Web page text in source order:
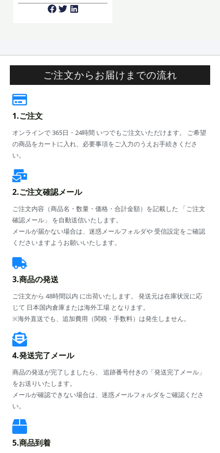
ご注文からお届けまでの流れ
1.ご注文
オンラインで 365日・24時間 いつでもご注文いただけます。 ご希望
の商品をカートに入れ、必要事項をご入力のうえお手続きくださ
い。
2.ご注文確認メール
ご注文内容（商品名・数量・価格・合計金額）を記載した 「ご注文
確認メール」 を自動送信いたします。
メールが届かない場合は、迷惑メールフォルダや 受信設定をご確認
くださいますようお願いいたします。
3.商品の発送
ご注文から 48時間以内 に出荷いたします。 発送元は在庫状況に応
じて 日本国内倉庫または海外工場 となります。
※海外直送でも、追加費用（関税・手数料）は発生しません。
4.発送完了メール
商品の発送が完了しましたら、 追跡番号付きの「発送完了メール」
をお送りいたします。
メールが確認できない場合は、迷惑メールフォルダをご確認くださ
い。
5.商品到着